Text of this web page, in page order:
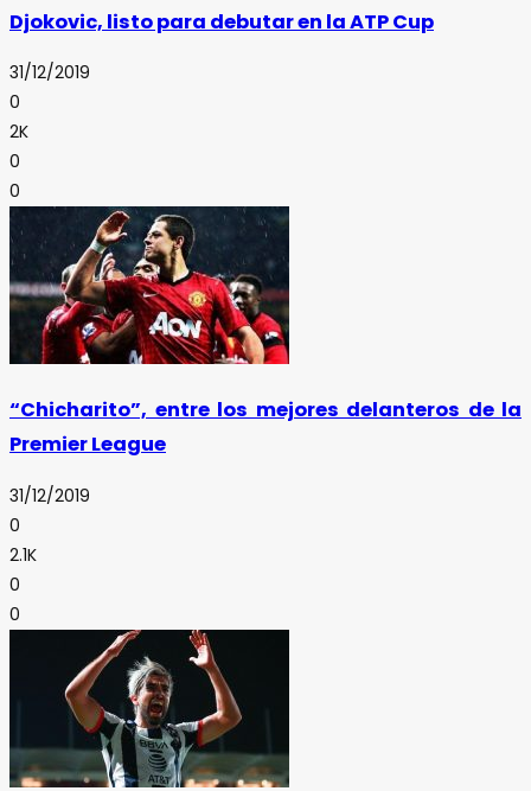
Djokovic, listo para debutar en la ATP Cup
31/12/2019
0
2K
0
0
“Chicharito”, entre los mejores delanteros de la
Premier League
31/12/2019
0
2.1K
0
0